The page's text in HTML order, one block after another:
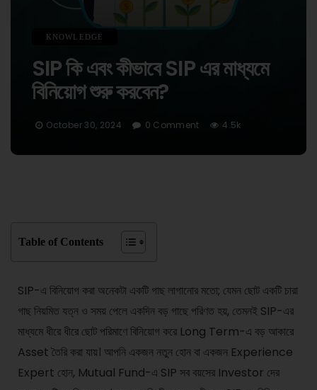
KNOWLEDGE
SIP কি এবং কীভাবে SIP এর মাধ্যমে
বিনিয়োগ শুরু করবেন?
October 30, 2024 0 Comment 4.5k
Table of Contents
SIP-এ বিনিয়োগ করা অনেকটা একটি গাছ লাগানোর মতো; যেমন ছোট একটি চারা
গাছ নিয়মিত যত্ন ও সময় পেলে একদিন বড় গাছে পরিণত হয়, তেমনই SIP-এর
মাধ্যমে ধীরে ধীরে ছোট পরিমাণে বিনিয়োগ করে Long Term-এ বড় আকারে
Asset তৈরি করা যায়। আপনি একজন নতুন হোন বা একজন Experience
Expert হোন, Mutual Fund-এ SIP সব বয়সের Investor দের